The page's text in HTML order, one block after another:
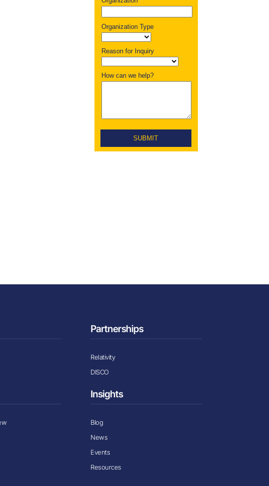
Partnerships
Relativity
DISCO
Insights
Blog
News
Events
Resources